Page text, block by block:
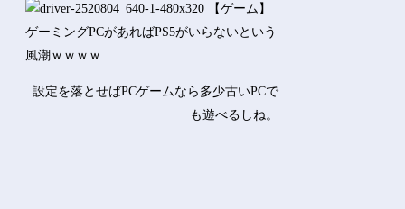
設定を落とせばPCゲームなら多少古いPCで
も遊べるしね。